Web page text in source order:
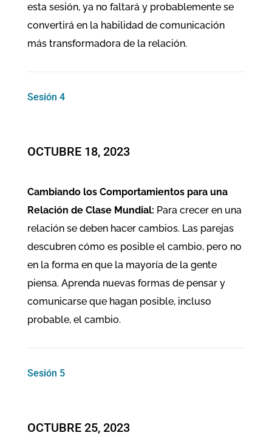
esta sesión, ya no faltará y probablemente se
convertirá en la habilidad de comunicación
más transformadora de la relación.
Sesión 4
OCTUBRE 18, 2023
Cambiando los Comportamientos para una
Relación de Clase Mundial: Para crecer en una
relación se deben hacer cambios. Las parejas
descubren cómo es posible el cambio, pero no
en la forma en que la mayoría de la gente
piensa. Aprenda nuevas formas de pensar y
comunicarse que hagan posible, incluso
probable, el cambio.
Sesión 5
OCTUBRE 25, 2023